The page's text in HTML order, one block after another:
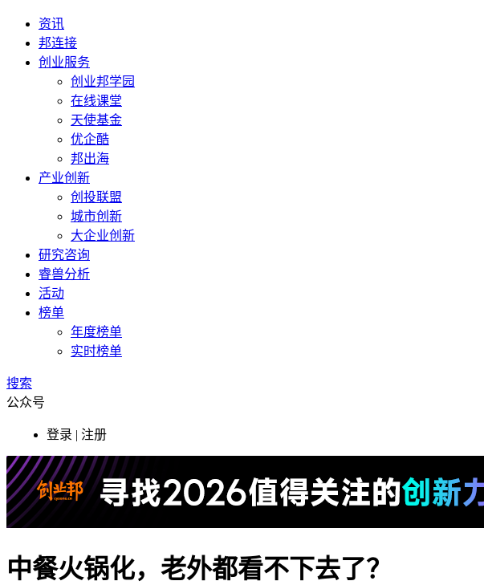
资讯
邦连接
创业服务
创业邦学园
在线课堂
天使基金
优企酷
邦出海
产业创新
创投联盟
城市创新
大企业创新
研究咨询
睿兽分析
活动
榜单
年度榜单
实时榜单
搜索
公众号
登录 | 注册
中餐火锅化，老外都看不下去了？